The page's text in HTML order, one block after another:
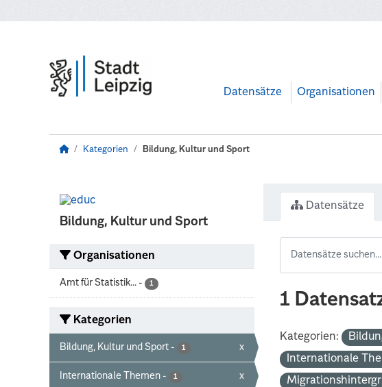
Datensätze Organisationen
Kategorien Bildung, Kultur und Sport
Bildung, Kultur und Sport
Organisationen
Amt für Statistik... - 1
Kategorien
Bildung, Kultur und Sport - 1 x
Internationale Themen - 1 x
Datensätze
1
Kategorien:
Internationale